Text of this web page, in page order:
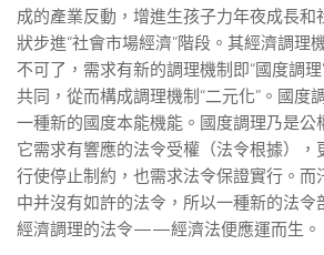
成的產業反動，增進生孩子力年夜成長和
狀步進“社會市場經濟”階段。其經濟調理
不可了，需求有新的調理機制即“國度調
共同，從而構成調理機制“二元化”。國度
一種新的國度本能機能。國度調理乃是公
它需求有響應的法令受權（法令根據），
行使停止制約，也需求法令保證實行。而
中并沒有如許的法令，所以一種新的法令
經濟調理的法令——經濟法便應運而生。